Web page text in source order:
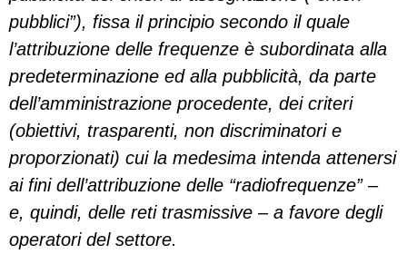
pubblici”), fissa il principio secondo il quale
l’attribuzione delle frequenze è subordinata alla
predeterminazione ed alla pubblicità, da parte
dell’amministrazione procedente, dei criteri
(obiettivi, trasparenti, non discriminatori e
proporzionati) cui la medesima intenda attenersi
ai fini dell’attribuzione delle “radiofrequenze” –
e, quindi, delle reti trasmissive – a favore degli
operatori del settore.